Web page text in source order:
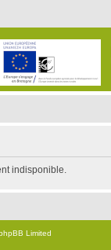
indisponible.
Limited